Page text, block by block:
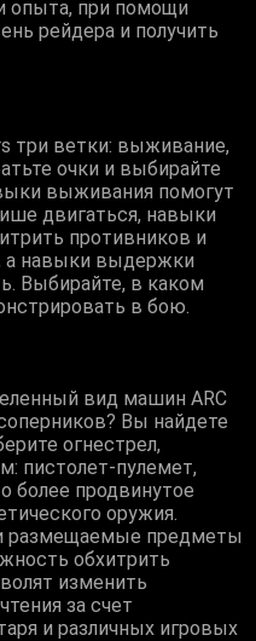
опыта, при помощи
рейдера и получить
три ветки: выживание,
очки и выбирайте
выживания помогут
двигаться, навыки
противников и
а навыки выдержки
Выбирайте, в каком
в бою.
вид машин ARC
Вы найдете
огнестрел,
пистолет-пулемет,
более продвинутое
оружия.
размещаемые предметы
обхитрить
изменить
за счет
и различных игровых